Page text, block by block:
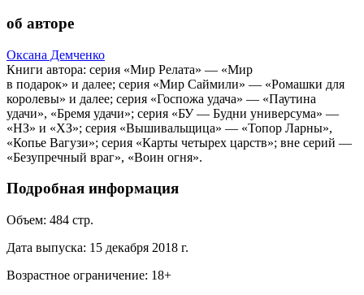
об авторе
Оксана Демченко
Книги автора: серия «Мир Релата» — «Мир
в подарок» и далее; серия «Мир Саймили» — «Ромашки для
королевы» и далее; серия «Госпожа удача» — «Паутина
удачи», «Бремя удачи»; серия «БУ — Будни универсума» —
«НЗ» и «ХЗ»; серия «Вышивальщица» — «Топор Ларны»,
«Копье Вагузи»; серия «Карты четырех царств»; вне серий —
«Безупречный враг», «Воин огня».
Подробная информация
Объем: 484 стр.
Дата выпуска: 15 декабря 2018 г.
Возрастное ограничение: 18+